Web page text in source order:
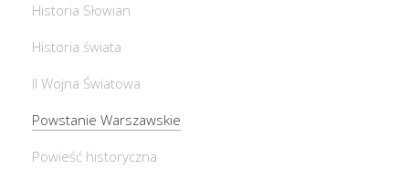
Historia Słowian
Historia świata
II Wojna Światowa
Powstanie Warszawskie
Powieść historyczna